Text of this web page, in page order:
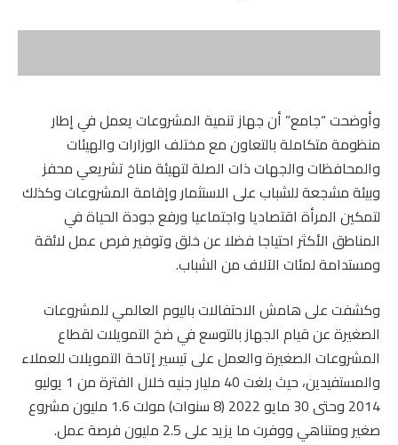
وأوضحت “جامع” أن جهاز تنمية المشروعات يعمل في إطار
منظومة متكاملة بالتعاون مع مختلف الوزارات والهيئات
والمحافظات والجهات ذات الصلة لتهيئة مناخ تشريعي محفز
وبيئة مشجعة للشباب على الاستثمار وإقامة المشروعات وكذلك
لتمكين المرأة اقتصاديا واجتماعيا ورفع جودة الحياة في
المناطق الأكثر احتياجا فضلا عن خلق وتوفير فرص عمل لائقة
ومستدامة لمئات الآلاف من الشباب.
وكشفت على هامش الاحتفالات باليوم العالمي للمشروعات
الصغيرة عن قيام الجهاز بالتوسع في ضخ التمويلات لقطاع
المشروعات الصغيرة والعمل على تيسير إتاحة التمويلات للعملاء
والمستفيدين، حيث بلغت 40 مليار جنيه خلال الفترة من 1 يوليو
2014 وحتى 30 مايو 2022 (8 سنوات) مولت 1.6 مليون مشروع
صغير ومتناهي ووفرت ما يزيد على 2.5 مليون فرصة عمل.